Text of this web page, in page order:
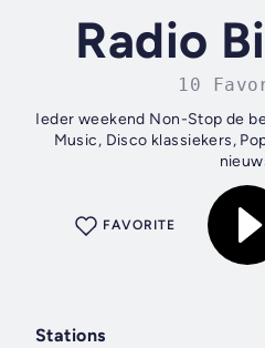
Radio
10
Ieder weekend Non-Stop de
Music, Disco klassiekers,
FAVORITE
Stations